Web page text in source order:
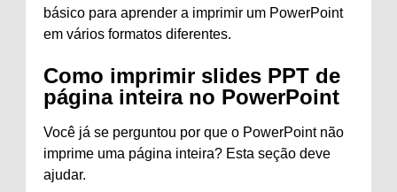
básico para aprender a imprimir um PowerPoint
em vários formatos diferentes.
Como imprimir slides PPT de
página inteira no PowerPoint
Você já se perguntou por que o PowerPoint não
imprime uma página inteira? Esta seção deve
ajudar.